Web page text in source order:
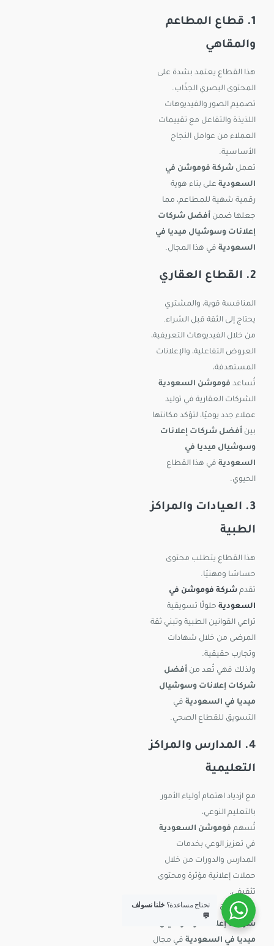
1. قطاع المطاعم
والمقاهي
هذا القطاع يعتمد بشدة على
المحتوى البصري الجذّاب.
تصميم الصور والفيديوهات
اللذيذة والتفاعل مع تقييمات
العملاء من عوامل النجاح
الأساسية.
تعمل شركة فوموشن في
السعودية على بناء هوية
رقمية شهية للمطاعم، مما
جعلها ضمن أفضل شركات
إعلانات وسوشيال ميديا في
السعودية في هذا المجال.
2. القطاع العقاري
المنافسة قوية، والمشتري
يحتاج إلى الثقة قبل الشراء.
من خلال الفيديوهات التعريفية،
العروض التفاعلية، والإعلانات
المستهدفة،
تُساعد فوموشن السعودية
الشركات العقارية في توليد
عملاء جدد يوميًا، لتؤكد مكانتها
بين أفضل شركات إعلانات
وسوشيال ميديا في
السعودية في هذا القطاع
الحيوي.
3. العيادات والمراكز
الطبية
هذا القطاع يتطلب محتوى
حساسًا ومهنيًا.
تقدم شركة فوموشن في
السعودية حلولًا تسويقية
تراعي القوانين الطبية وتبني ثقة
المرضى من خلال شهادات
وتجارب حقيقية.
ولذلك فهي تُعد من أفضل
شركات إعلانات وسوشيال
ميديا في السعودية في
التسويق للقطاع الصحي.
4. المدارس والمراكز
التعليمية
مع ازدياد اهتمام أولياء الأمور
بالتعليم النوعي،
تُسهم فوموشن السعودية
في تعزيز الوعي بخدمات
المدارس والدورات من خلال
حملات إعلانية مؤثرة ومحتوى
تثقيفي.
هذه الخبرة تجعلها منأفضل
شركات إعلانات وسوشيال
ميديا في السعودية في مجال
تحتاج مساعدة؟ خلنا نسولف
💬